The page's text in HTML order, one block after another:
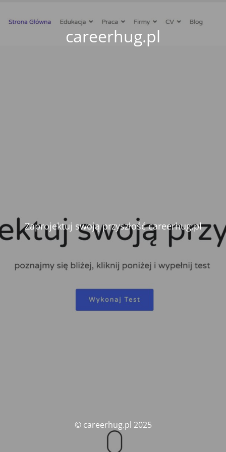
careerhug.pl
Zaprojektuj swoją przyszłość careerhug.pl
© careerhug.pl 2025